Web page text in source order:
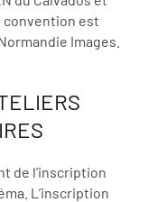
convention est
Images.
de l’inscription
L’inscription